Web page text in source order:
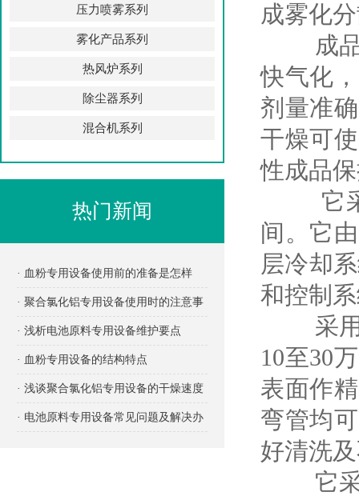
压力喷雾系列
雾化产品系列
热风炉系列
除尘器系列
混合机系列
热门新闻
· 血粉专用设备使用前的准备是怎样
的？
· 聚合氯化铝专用设备使用时的注意事
项有哪些？
· 浅析电池原料专用设备维护要点
· 血粉专用设备的结构特点
· 浅谈聚合氯化铝专用设备的干燥速度
· 电池原料专用设备常见问题及解决办
成雾化
成品流
快气化
剂量准
干燥可
性成品
它采
间。它
层冷却
和控制
采用初
10至30
表面作
弯管均
好清洗
它采用